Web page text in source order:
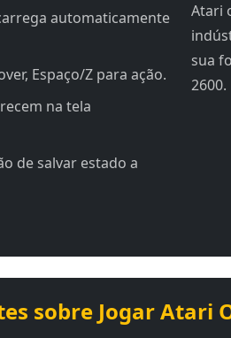
automaticamente
Espaço/Z para ação.
na tela
de salvar estado a
Atari
sua
2600.
sobre Jogar Atari